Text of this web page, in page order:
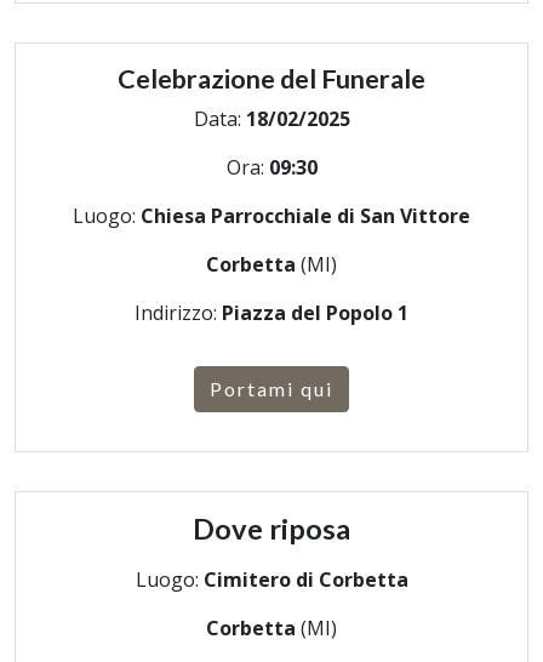
Celebrazione del Funerale
Data: 18/02/2025
Ora: 09:30
Luogo: Chiesa Parrocchiale di San Vittore
Corbetta (MI)
Indirizzo: Piazza del Popolo 1
Portami qui
Dove riposa
Luogo: Cimitero di Corbetta
Corbetta (MI)